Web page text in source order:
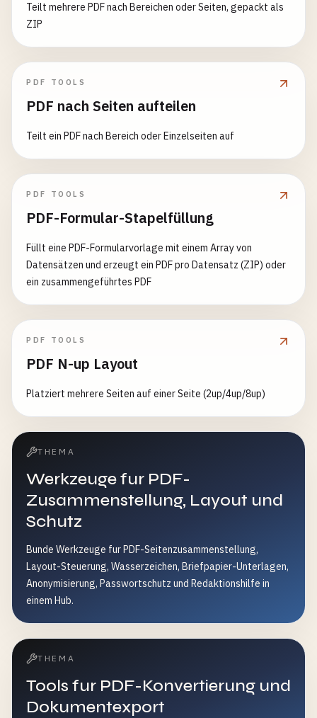
Teilt mehrere PDF nach Bereichen oder Seiten, gepackt als
ZIP
PDF TOOLS
PDF nach Seiten aufteilen
Teilt ein PDF nach Bereich oder Einzelseiten auf
PDF TOOLS
PDF-Formular-Stapelfüllung
Füllt eine PDF-Formularvorlage mit einem Array von
Datensätzen und erzeugt ein PDF pro Datensatz (ZIP) oder
ein zusammengeführtes PDF
PDF TOOLS
PDF N-up Layout
Platziert mehrere Seiten auf einer Seite (2up/4up/8up)
THEMA
Werkzeuge fur PDF-
Zusammenstellung, Layout und
Schutz
Bunde Werkzeuge fur PDF-Seitenzusammenstellung,
Layout-Steuerung, Wasserzeichen, Briefpapier-Unterlagen,
Anonymisierung, Passwortschutz und Redaktionshilfe in
einem Hub.
THEMA
Tools fur PDF-Konvertierung und
Dokumentexport